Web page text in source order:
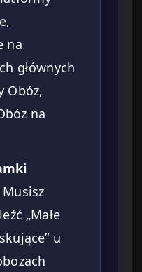
na
głównych
Obóz,
na
Musisz
„Małe
u